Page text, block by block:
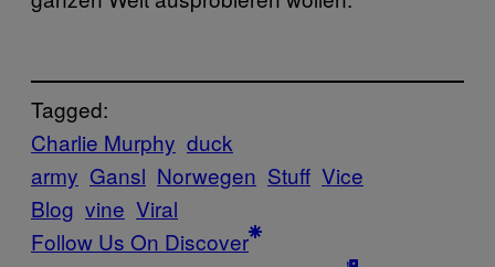
Tagged:
Charlie Murphy duck
army Gansl Norwegen Stuff Vice
Blog vine Viral
Follow Us On Discover